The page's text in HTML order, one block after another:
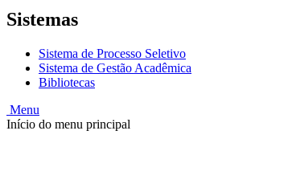
Sistemas
Sistema de Processo Seletivo
Sistema de Gestão Acadêmica
Bibliotecas
Menu
Início do menu principal